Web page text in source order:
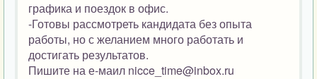
графика и поездок в офис.
-Готовы рассмотреть кандидата без опыта
работы, но с желанием много работать и
достигать результатов.
Пишите на е-маил nicce_time@inbox.ru